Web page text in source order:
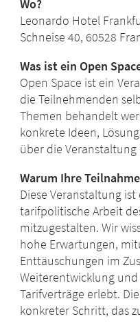
Wo?
Leonardo Hotel
Schneise 40, 60528
Was ist ein Open
Open Space ist ein
die Teilnehmenden
Themen behandelt
konkrete Ideen,
über die
Warum Ihre
Diese Veranstaltung
tarifpolitische Arbeit
mitzugestalten. Wir
hohe Erwartungen,
Enttäuschungen im
Weiterentwicklung
Tarifverträge erlebt.
konkreter Schritt, das